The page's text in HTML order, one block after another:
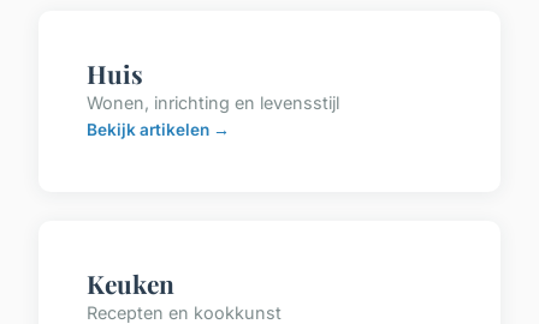
Huis
Wonen, inrichting en levensstijl
Bekijk artikelen →
Keuken
Recepten en kookkunst